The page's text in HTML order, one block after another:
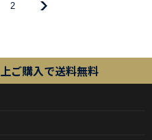
2
ご購入で送料無料